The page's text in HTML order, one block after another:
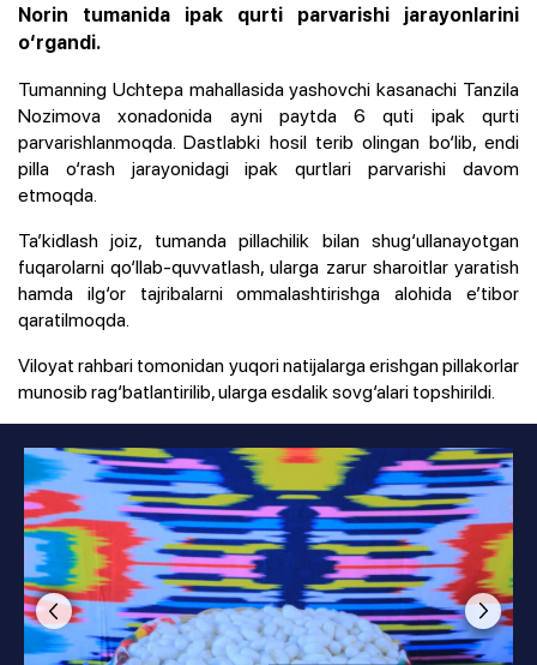
Norin tumanida ipak qurti parvarishi jarayonlarini
o‘rgandi.
Tumanning Uchtepa mahallasida yashovchi kasanachi Tanzila
Nozimova xonadonida ayni paytda 6 quti ipak qurti
parvarishlanmoqda. Dastlabki hosil terib olingan bo‘lib, endi
pilla o‘rash jarayonidagi ipak qurtlari parvarishi davom
etmoqda.
Ta’kidlash joiz, tumanda pillachilik bilan shug‘ullanayotgan
fuqarolarni qo‘llab-quvvatlash, ularga zarur sharoitlar yaratish
hamda ilg‘or tajribalarni ommalashtirishga alohida e’tibor
qaratilmoqda.
Viloyat rahbari tomonidan yuqori natijalarga erishgan pillakorlar
munosib rag‘batlantirilib, ularga esdalik sovg‘alari topshirildi.